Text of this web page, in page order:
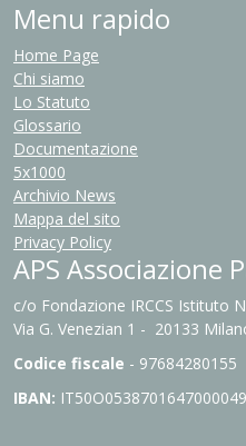
Menu rapido
Home Page
Chi siamo
Lo Statuto
Glossario
Documentazione
5x1000
Archivio News
Mappa del sito
Privacy Policy
APS Associazione
c/o Fondazione IRCCS Istituto
Via G. Venezian 1 - 20133
Codice fiscale - 97684280155
IBAN: IT